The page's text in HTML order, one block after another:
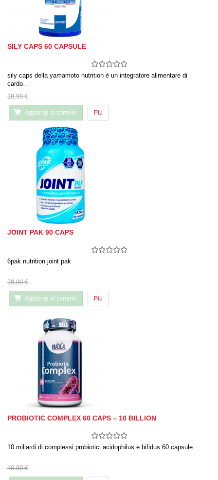
SILY CAPS 60 CAPSULE
sily caps della yamamoto nutrition è un integratore alimentare di
cardo…
18,99 €
Aggiungi al carrello Più
JOINT PAK 90 CAPS
6pak nutrition joint pak
29,99 €
Aggiungi al carrello Più
PROBIOTIC COMPLEX 60 CAPS – 10 BILLION
10 miliardi di complessi probiotici acidophilus e bifidus 60 capsule
19,99 €